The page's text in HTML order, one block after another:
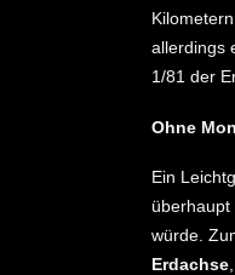
allerdings
1/81 der
Ohne
Ein
würde.
Erdachse